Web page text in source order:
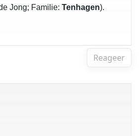
Jong; Familie: Tenhagen).
Reageer